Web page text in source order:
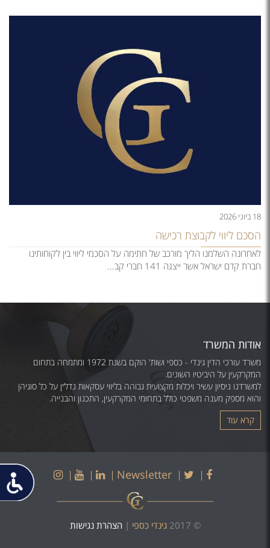
18 ביוני 2026
הסכם ליווי לקבוצת רכישה
לאחרונה השלמנו הליך מורכב של חתימה על הסכמי ליווי בין לקוחותינו
חברת קדם ישראל אשר ייצגה 141 חברי קב...
אודות המשרד
משרד עורכי הדין גינדי - כספי ושות' הוקם בשנת 1972 ומתמחה בתחום
המקרקעין על היביטיו השונים.
למשרדנו ניסיון עשיר ויכלות מקצועית גבוהה בליווי עסקאות נדל״ן על כל סוגיהן
והוא מספק מענה משפטי כולל בתחומי המקרקעין, התכנון והבנייה.
קרא עוד
Facebook
Twitter
Newsletter
LinkedIn
Youtube
Instagram
© 2017 גינדי כספי | הצהרת נגישות
פתח
תפריט
נגישות